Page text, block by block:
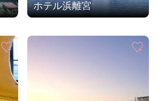
ホテル浜離宮